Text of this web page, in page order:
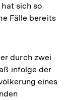
sich so
Fälle bereits
durch zwei
infolge der
eines